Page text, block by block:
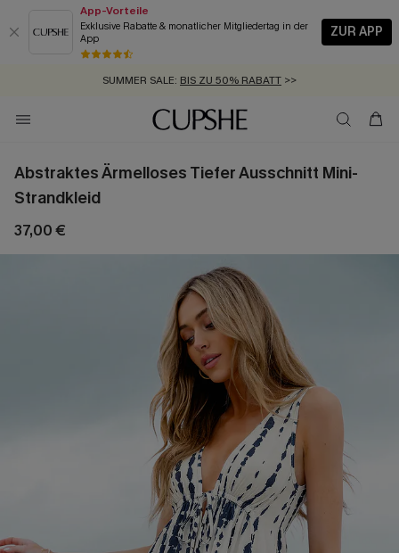
App-Vorteile
Exklusive Rabatte & monatlicher Mitgliedertag in der
App
ZUR APP
GRATIS MASSBAND MIT JEDEM SCHNELLVERSAND-ARTIKEL >>
SUMMER SALE: BIS ZU 50% RABATT >>
ZUM NEWSLETTER:BIS ZU -20% EXTRA ERHALTEN
KOSTENLOSER VERSAND AB 89 €
Abstraktes Ärmelloses Tiefer Ausschnitt Mini-
Strandkleid
37,00 €